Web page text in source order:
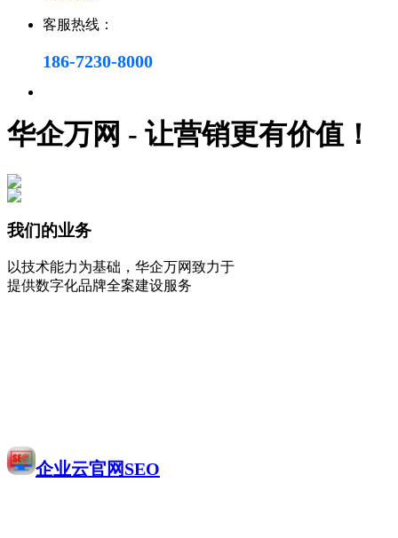
客服热线：
186-7230-8000
华企万网 - 让营销更有价值！
我们的业务
以技术能力为基础，华企万网致力于
提供数字化品牌全案建设服务
企业云官网SEO